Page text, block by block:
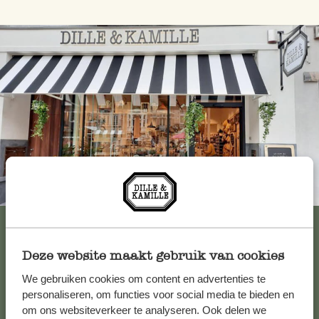
Deze website maakt gebruik van cookies
We gebruiken cookies om content en advertenties te
personaliseren, om functies voor social media te bieden en
om ons websiteverkeer te analyseren. Ook delen we
Immer in der Nähe
Kundenservice/Hilfe